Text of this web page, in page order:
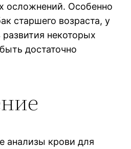
осложнений. Особенно
старшего возраста, у
некоторых
достаточно
анализы крови для